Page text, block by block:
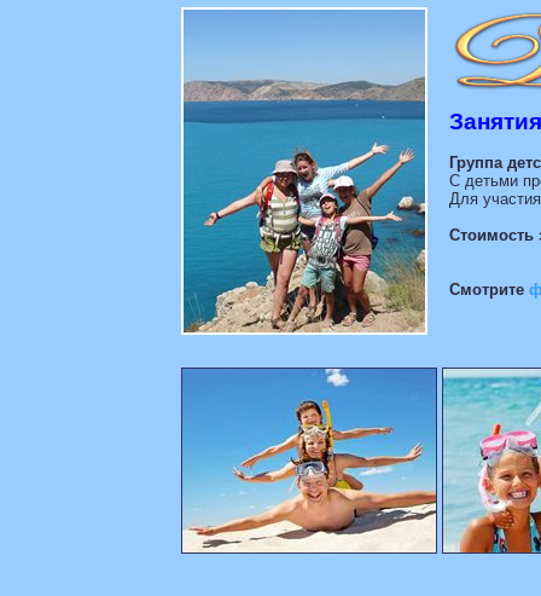
Группа
С детьми
Для
Стоимость
Смотрите